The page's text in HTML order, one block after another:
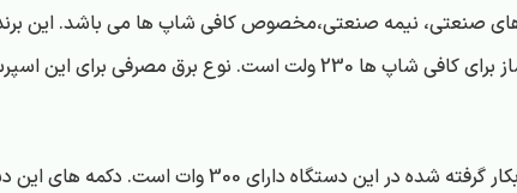
صنعتی، نیمه صنعتی،مخصوص کافی شاپ ها می باشد. این برند
دارای توان 3500 تا 4500 وات می باشد. ولتاژ این اسپرسوساز برای
، کاملا اتوماتیک است. پمپ آب بکار گرفته